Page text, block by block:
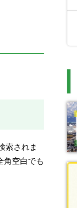
索されま
角空白でも